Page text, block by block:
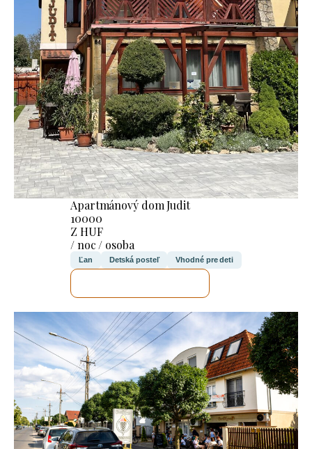
Apartmánový dom Judit
10000
Z HUF
/ noc / osoba
Ľan Detská posteľ Vhodné pre deti